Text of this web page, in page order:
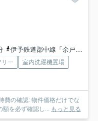
伊予鉄道郡中線「余戸」駅 徒歩14分
ー
室内洗濯機置場
費の確認: 物件価格だけでな
額を必ず確認し... もっと見る